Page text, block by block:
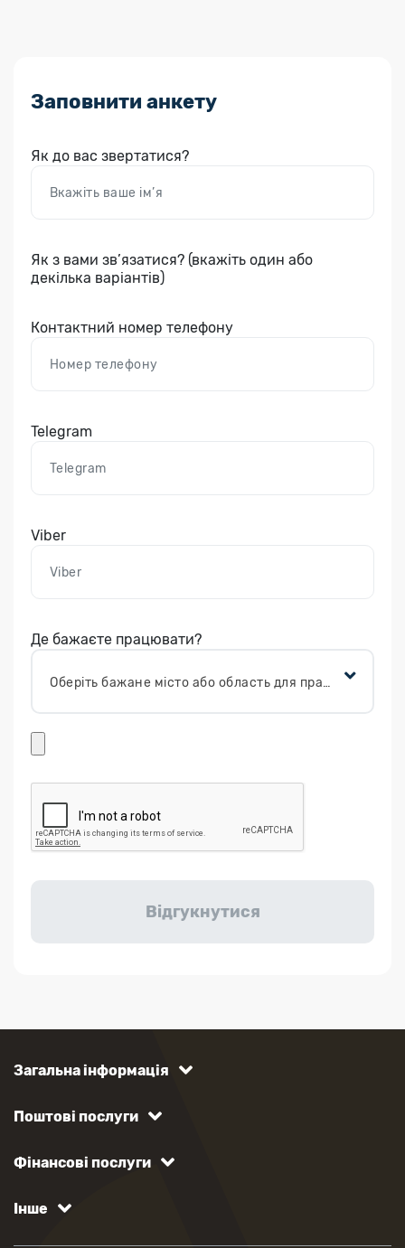
Заповнити анкету
Як до вас звертатися?
Як з вами зв’язатися? (вкажіть один або
декілька варіантів)
Контактний номер телефону
Telegram
Viber
Де бажаєте працювати?
Оберіть бажане місто або область для працевлаштування
Загальна інформація
Поштові послуги
Фінансові послуги
Інше